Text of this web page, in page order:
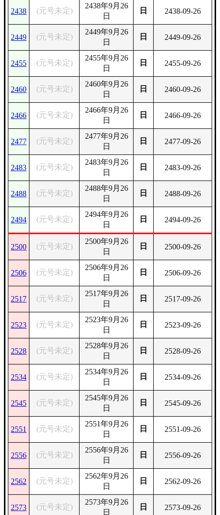
2438 (元号未定)
2438年9月26
日
日 2438-09-26
2449 (元号未定)
2449年9月26
日
日 2449-09-26
2455 (元号未定)
2455年9月26
日
日 2455-09-26
2460 (元号未定)
2460年9月26
日
日 2460-09-26
2466 (元号未定)
2466年9月26
日
日 2466-09-26
2477 (元号未定)
2477年9月26
日
日 2477-09-26
2483 (元号未定)
2483年9月26
日
日 2483-09-26
2488 (元号未定)
2488年9月26
日
日 2488-09-26
2494 (元号未定)
2494年9月26
日
日 2494-09-26
2500 (元号未定)
2500年9月26
日
日 2500-09-26
2506 (元号未定)
2506年9月26
日
日 2506-09-26
2517 (元号未定)
2517年9月26
日
日 2517-09-26
2523 (元号未定)
2523年9月26
日
日 2523-09-26
2528 (元号未定)
2528年9月26
日
日 2528-09-26
2534 (元号未定)
2534年9月26
日
日 2534-09-26
2545 (元号未定)
2545年9月26
日
日 2545-09-26
2551 (元号未定)
2551年9月26
日
日 2551-09-26
2556 (元号未定)
2556年9月26
日
日 2556-09-26
2562 (元号未定)
2562年9月26
日
日 2562-09-26
2573 (元号未定)
2573年9月26
日
日 2573-09-26